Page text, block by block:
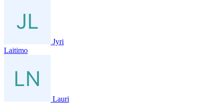
Jyri
Laitimo
Lauri